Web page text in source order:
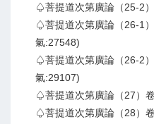
♤菩提道次第廣論（25-2
♤菩提道次第廣論（26-1
氣:27548)
♤菩提道次第廣論（26-2
氣:29107)
♤菩提道次第廣論（27）
♤菩提道次第廣論（28）